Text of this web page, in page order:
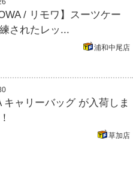
/ リモワ】スーツケー
されたレッ...
浦和中尾店
キャリーバッグ が入荷しま
草加店